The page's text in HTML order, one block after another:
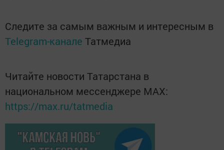
Следите за самым важным и интересным в
Telegram-канале Татмедиа
Читайте новости Татарстана в
национальном мессенджере MАХ:
https://max.ru/tatmedia